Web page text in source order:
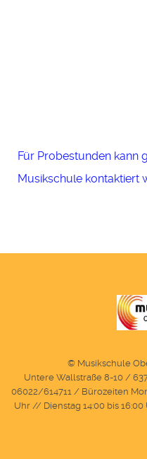
Für Probestunden kann
Musikschule kontaktiert
© Musikschule
Untere Wallstraße 8-10 /
06022/614711 / Bürozeiten
Uhr // Dienstag 14:00 bis